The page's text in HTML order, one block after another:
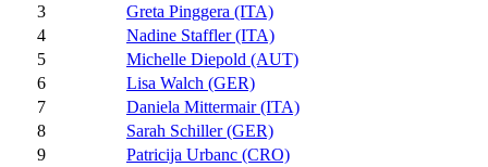
3
Greta Pinggera (ITA)
4
Nadine Staffler (ITA)
5
Michelle Diepold (AUT)
6
Lisa Walch (GER)
7
Daniela Mittermair (ITA)
8
Sarah Schiller (GER)
9
Patricija Urbanc (CRO)